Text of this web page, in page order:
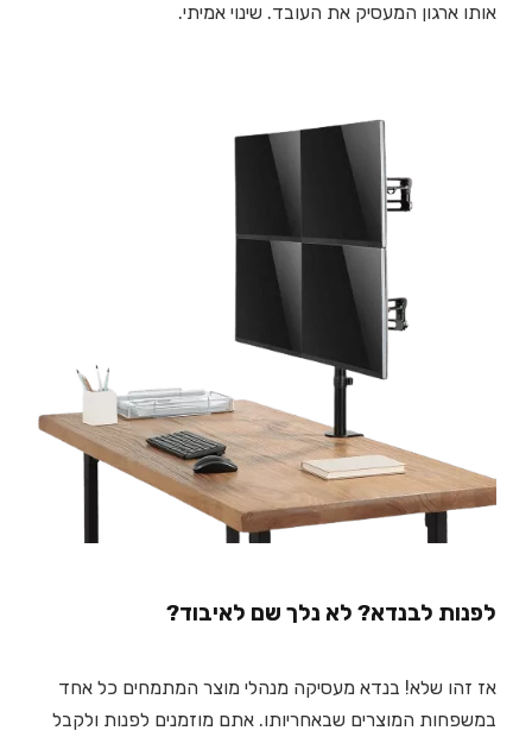
אותו ארגון המעסיק את העובד. שינוי אמיתי.
לפנות לבנדא? לא נלך שם לאיבוד?
אז זהו שלא! בנדא מעסיקה מנהלי מוצר המתמחים כל אחד
במשפחות המוצרים שבאחריותו. אתם מוזמנים לפנות ולקבל